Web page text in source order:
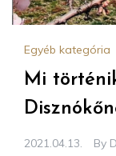
Egyéb kategória
Mi
2021.04.13. By